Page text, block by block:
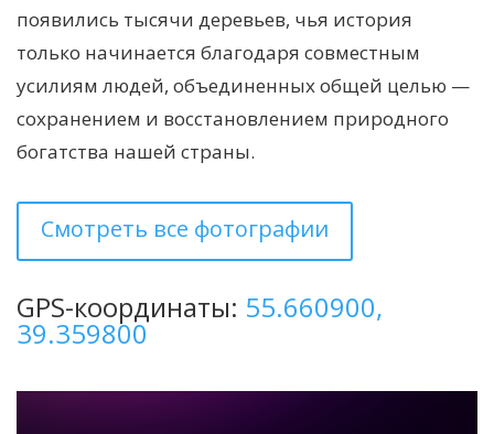
появились тысячи деревьев, чья история
только начинается благодаря совместным
усилиям людей, объединенных общей целью —
сохранением и восстановлением природного
богатства нашей страны.
Смотреть все фотографии
GPS-координаты: 55.660900,
39.359800